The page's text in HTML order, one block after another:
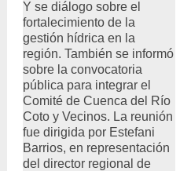
Y se diálogo sobre el
fortalecimiento de la
gestión hídrica en la
región. También se informó
sobre la convocatoria
pública para integrar el
Comité de Cuenca del Río
Coto y Vecinos. La reunión
fue dirigida por Estefani
Barrios, en representación
del director regional de